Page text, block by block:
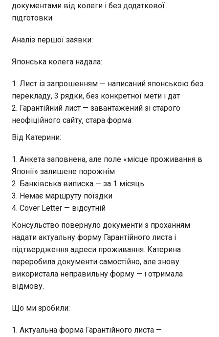
документами від колеги і без додаткової
підготовки.
Аналіз першої заявки:
Японська колега надала:
Лист із запрошенням — написаний японською без
перекладу, 3 рядки, без конкретної мети і дат
Гарантійний лист — завантажений зі старого
неофіційного сайту, стара форма
Від Катерини:
Анкета заповнена, але поле «місце проживання в
Японії» залишене порожнім
Банківська виписка — за 1 місяць
Немає маршруту поїздки
Cover Letter — відсутній
Консульство повернуло документи з проханням
надати актуальну форму Гарантійного листа і
підтвердження адреси проживання. Катерина
переробила документи самостійно, але знову
використала неправильну форму — і отримала
відмову.
Що ми зробили:
1. Актуальна форма Гарантійного листа —